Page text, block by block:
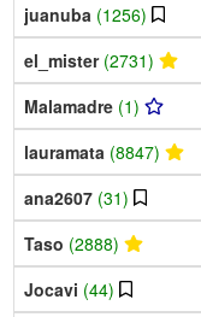
juanuba (1256)
el_mister (2731)
Malamadre (1)
lauramata (8847)
ana2607 (31)
Taso (2888)
Jocavi (44)